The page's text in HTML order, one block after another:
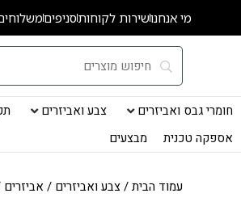
מי אנחנושירות לקוחותסניפים
חומרי גבס ואביזרים צבע ואביזרים
אספקה טכנית
מבצעים
עמוד הבית/צבע ואביזרים / אביזרים